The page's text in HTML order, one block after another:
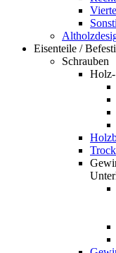
Eisenteile /
Schrauben
Holz-